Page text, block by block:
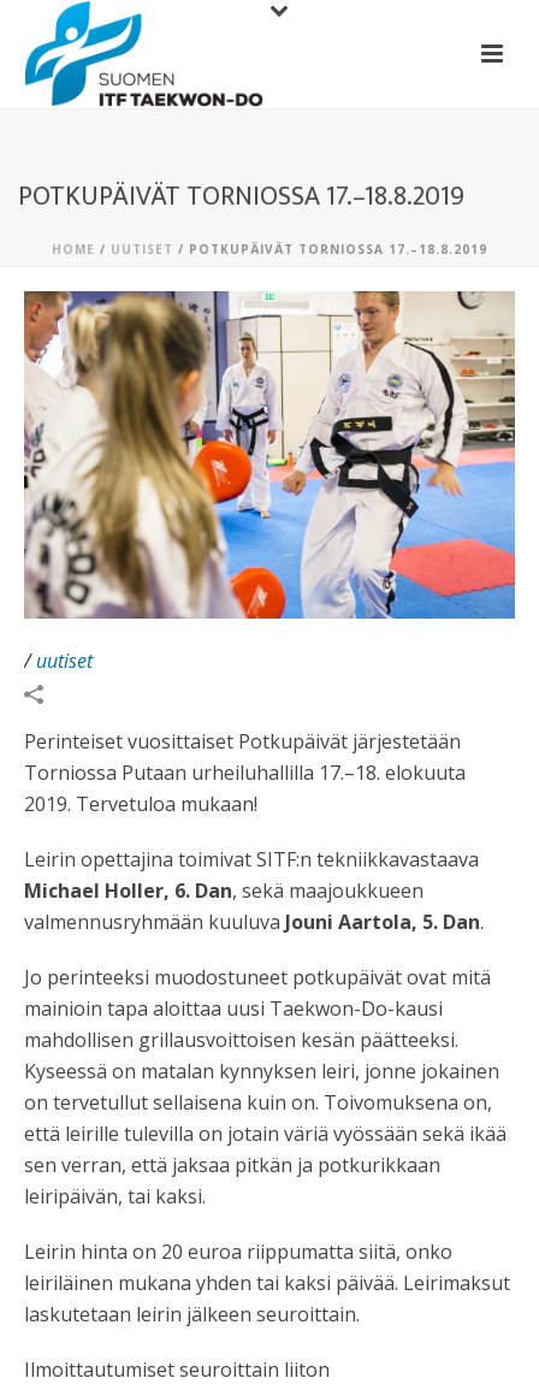
POTKUPÄIVÄT TORNIOSSA 17.–18.8.2019
HOME / UUTISET / POTKUPÄIVÄT TORNIOSSA 17.–18.8.2019
/uutiset
Perinteiset vuosittaiset Potkupäivät järjestetään
Torniossa Putaan urheiluhallilla 17.–18. elokuuta
2019. Tervetuloa mukaan!
Leirin opettajina toimivat SITF:n tekniikkavastaava
Michael Holler, 6. Dan, sekä maajoukkueen
valmennusryhmään kuuluva Jouni Aartola, 5. Dan.
Jo perinteeksi muodostuneet potkupäivät ovat mitä
mainioin tapa aloittaa uusi Taekwon-Do-kausi
mahdollisen grillausvoittoisen kesän päätteeksi.
Kyseessä on matalan kynnyksen leiri, jonne jokainen
on tervetullut sellaisena kuin on. Toivomuksena on,
että leirille tulevilla on jotain väriä vyössään sekä ikää
sen verran, että jaksaa pitkän ja potkurikkaan
leiripäivän, tai kaksi.
Leirin hinta on 20 euroa riippumatta siitä, onko
leiriläinen mukana yhden tai kaksi päivää. Leirimaksut
laskutetaan leirin jälkeen seuroittain.
Ilmoittautumiset seuroittain liiton